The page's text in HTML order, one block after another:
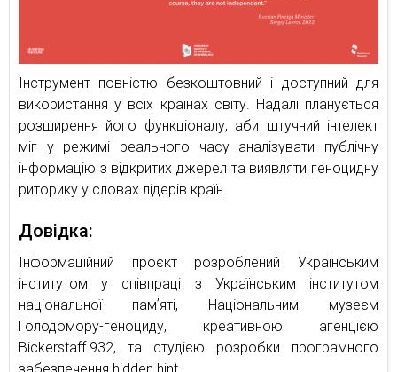
Інструмент повністю безкоштовний і доступний для
використання у всіх країнах світу. Надалі планується
розширення його функціоналу, аби штучний інтелект
міг у режимі реального часу аналізувати публічну
інформацію з відкритих джерел та виявляти геноцидну
риторику у словах лідерів країн.
Довідка:
Інформаційний проєкт розроблений Українським
інститутом у співпраці з Українським інститутом
національної памʼяті, Національним музеєм
Голодомору-геноциду, креативною агенцією
Bickerstaff.932, та студією розробки програмного
забезпечення hidden hint.